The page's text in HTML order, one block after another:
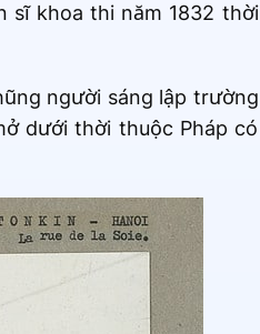
sĩ khoa thi năm 1832 thời
người sáng lập trường
dưới thời thuộc Pháp có